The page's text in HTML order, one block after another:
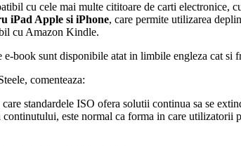
cu cele mai multe cititoare de carti electronice,
iPad Apple si iPhone, care permite utilizarea
cu Amazon Kindle.
e-book sunt disponibile atat in limbile engleza cat si
comenteaza:
standardele ISO ofera solutii continua sa se
este normal ca forma in care utilizatorii